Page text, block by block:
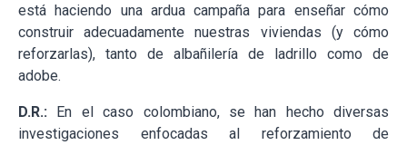
está haciendo una ardua campaña para enseñar cómo
construir adecuadamente nuestras viviendas (y cómo
reforzarlas), tanto de albañilería de ladrillo como de
adobe.
D.R.: En el caso colombiano, se han hecho diversas
investigaciones enfocadas al reforzamiento de